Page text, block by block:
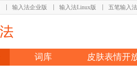
输入法企业版 输入法Linux版 五笔输入法
词库 皮肤表情开